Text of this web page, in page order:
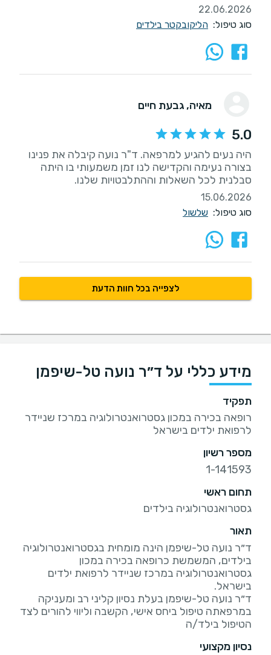
22.06.2026
סוג טיפול: הליקובקטר בילדים
מאיה, גבעת חיים
5.0
היה נעים להגיע למרפאה. ד"ר נועה קיבלה את פנינו
בצורה נעימה והקדישה לנו זמן משמעותי בו היתה
סבלנית לכל השאלות וההתלבטויות שלנו.
15.06.2026
סוג טיפול: שלשול
לצפייה בכל חוות הדעת
מידע כללי על ד״ר נועה טל-שיפמן
תפקיד
רופאה בכירה במכון גסטרואנטרולוגיה במרכז שניידר
לרפואת ילדים בישראל
מספר רשיון
1-141593
תחום ראשי
גסטרואנטרולוגיה בילדים
תאור
ד״ר נועה טל-שיפמן הינה מומחית בגסטרואנטרולוגיה
בילדים, המשמשת כרופאה בכירה במכון
גסטרואנטרולוגיה במרכז שניידר לרפואת ילדים
ד״ר נועה טל-שיפמן בעלת נסיון קליני רב ומעניקה
במרפאתה טיפול ביחס אישי, הקשבה וליווי להורים לצד
הטיפול בילד/ה
נסיון מקצועי